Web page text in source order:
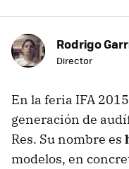
Rodrigo
Director
En la feria IFA 2015
generación de
Res. Su nombre es
modelos, en